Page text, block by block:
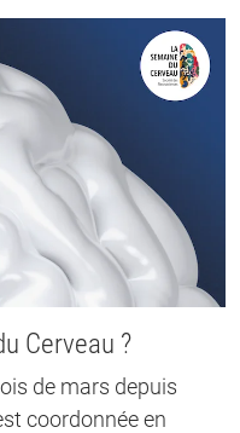
Cerveau ?
de mars depuis
coordonnée en